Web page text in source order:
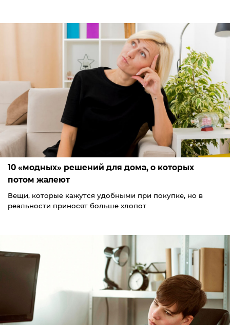
10 «модных» решений для дома, о которых
потом жалеют
Вещи, которые кажутся удобными при покупке, но в
реальности приносят больше хлопот